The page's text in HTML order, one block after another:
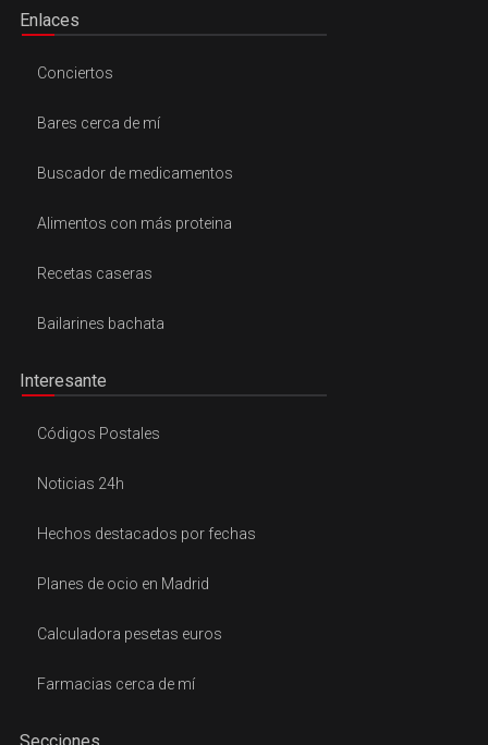
Enlaces
Conciertos
Bares cerca de mí
Buscador de medicamentos
Alimentos con más proteina
Recetas caseras
Bailarines bachata
Interesante
Códigos Postales
Noticias 24h
Hechos destacados por fechas
Planes de ocio en Madrid
Calculadora pesetas euros
Farmacias cerca de mí